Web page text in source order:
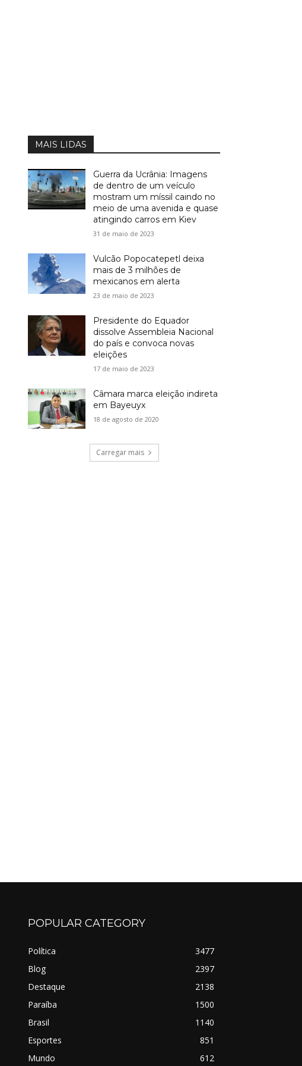
MAIS LIDAS
Guerra da Ucrânia: Imagens
de dentro de um veículo
mostram um míssil caindo no
meio de uma avenida e quase
atingindo carros em Kiev
31 de maio de 2023
Vulcão Popocatepetl deixa
mais de 3 milhões de
mexicanos em alerta
23 de maio de 2023
Presidente do Equador
dissolve Assembleia Nacional
do país e convoca novas
eleições
17 de maio de 2023
Câmara marca eleição indireta
em Bayeuyx
18 de agosto de 2020
Carregar mais
POPULAR CATEGORY
Política
3477
Blog
2397
Destaque
2138
Paraíba
1500
Brasil
1140
Esportes
851
Mundo
612